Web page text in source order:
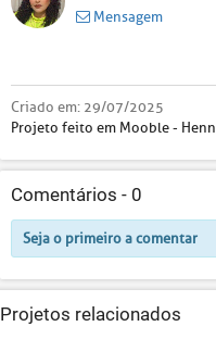
Mensagem
Criado em: 29/07/2025
Projeto feito em Mooble - Henn
Comentários - 0
Seja o primeiro a comentar
Projetos relacionados